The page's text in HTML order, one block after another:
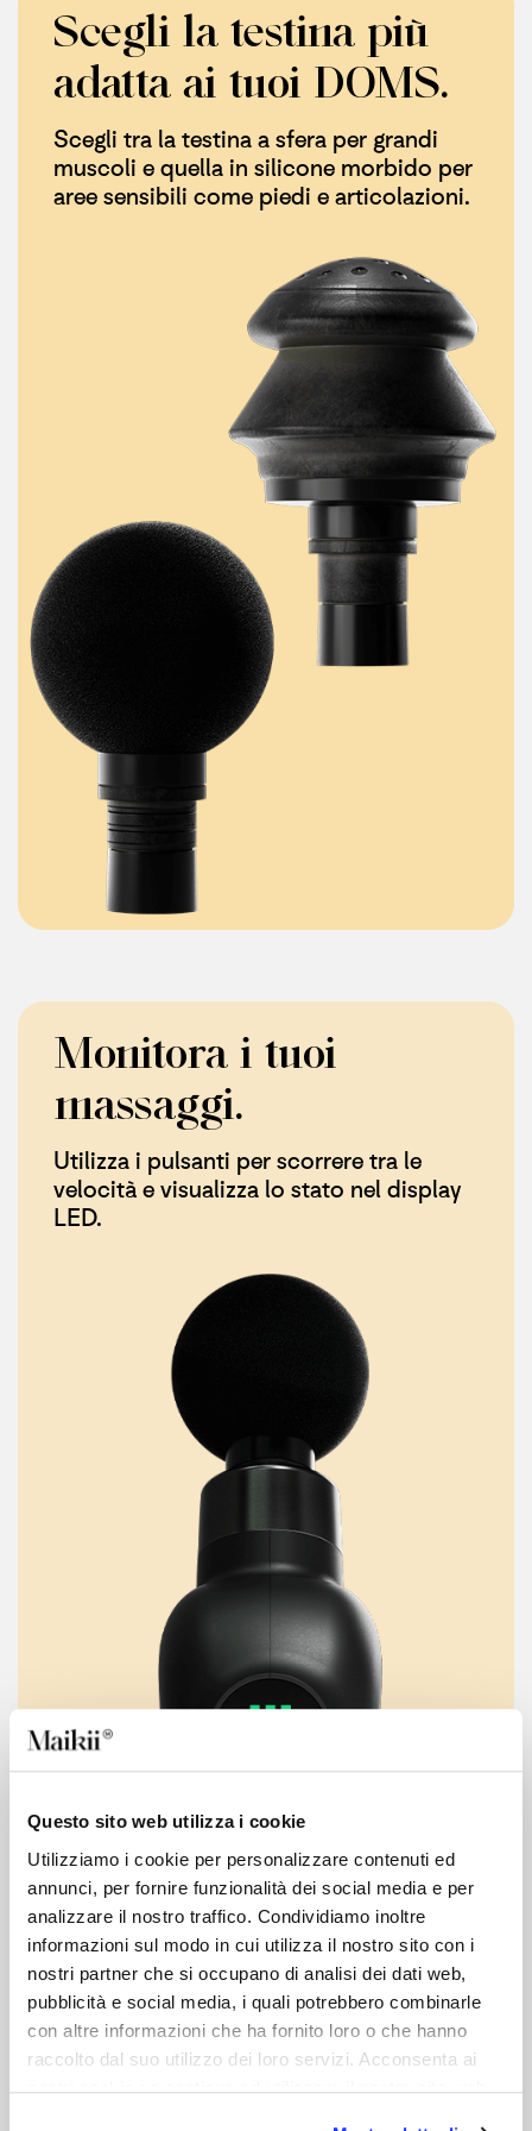
Questo sito web utilizza i cookie
Utilizziamo i cookie per personalizzare contenuti ed
annunci, per fornire funzionalità dei social media e per
analizzare il nostro traffico. Condividiamo inoltre
informazioni sul modo in cui utilizza il nostro sito con i
nostri partner che si occupano di analisi dei dati web,
pubblicità e social media, i quali potrebbero combinarle
con altre informazioni che ha fornito loro o che hanno
raccolto dal suo utilizzo dei loro servizi. Acconsenta ai
nostri cookie se continua ad utilizzare il nostro sito web.
Scegli la testina più
adatta ai tuoi DOMS.
Scegli tra la testina a sfera per grandi
muscoli e quella in silicone morbido per
aree sensibili come piedi e articolazioni.​
Monitora i tuoi
massaggi.​
Utilizza i pulsanti per scorrere tra le
velocità e visualizza lo stato nel display
LED.​
Perché scegliere un